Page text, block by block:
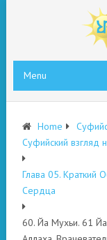
Menu
Home
Суфийский взгляд
Глава 05. Краткий
Сердца
60. Йа Мухьи. 61